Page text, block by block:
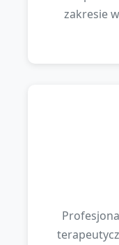
zakresie